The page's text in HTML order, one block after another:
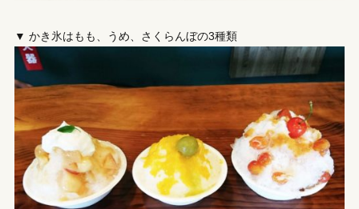
▼ かき氷はもも、うめ、さくらんぼの3種類